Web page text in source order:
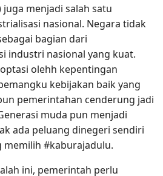
menjadi salah satu
nasional. Negara tidak
bagian dari
industri nasional yang kuat.
olehh kepentingan
kebijakan baik yang
pemerintahan cenderung jadi
muda pun menjadi
ada peluang dinegeri sendiri
memilih #kaburajadulu.
ini, pemerintah perlu